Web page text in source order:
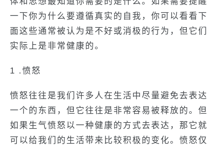
一下你为什么要遵循真实的自我，你可以看看下
面这些通常被认为是不好或消极的行为，但它们
实际上是非常健康的。
1 .愤怒
愤怒往往是我们许多人在生活中尽量避免去表达
一个的东西，但它往往是非常容易被释放的。但
如果生气愤怒以一种健康的方式去表达，那它就
可以给我们的生活带来比较积极的变化。愤怒仅